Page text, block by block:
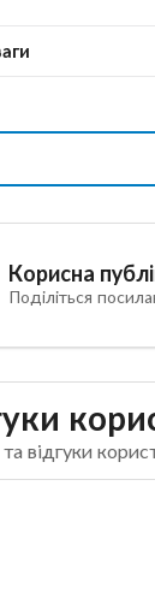
Корисна
Поділіться
відгуки